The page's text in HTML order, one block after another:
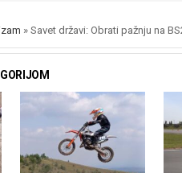
» Savet državi: Obrati pažnju na